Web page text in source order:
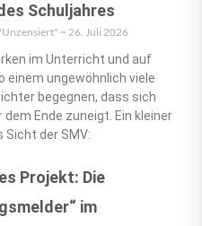
Schuljahres
26. Juli 2026
im Unterricht und auf
einem ungewöhnlich viele
begegnen, dass sich
dem Ende zuneigt. Ein kleiner
Sicht der SMV:
Projekt: Die
im